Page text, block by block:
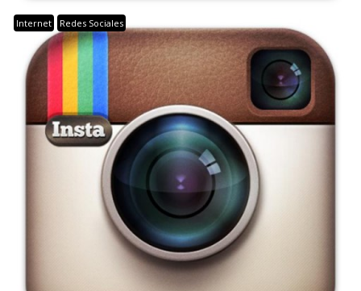
Internet Redes Sociales